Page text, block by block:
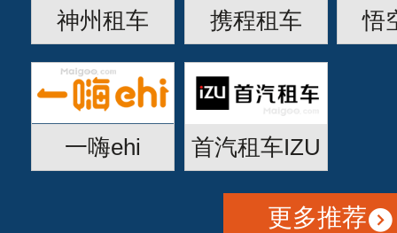
神州租车 携程租车 悟
一嗨ehi 首汽租车IZU
更多推荐